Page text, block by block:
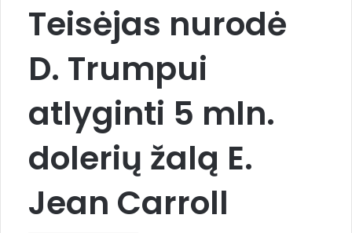
Teisėjas nurodė
D. Trumpui
atlyginti 5 mln.
dolerių žalą E.
Jean Carroll